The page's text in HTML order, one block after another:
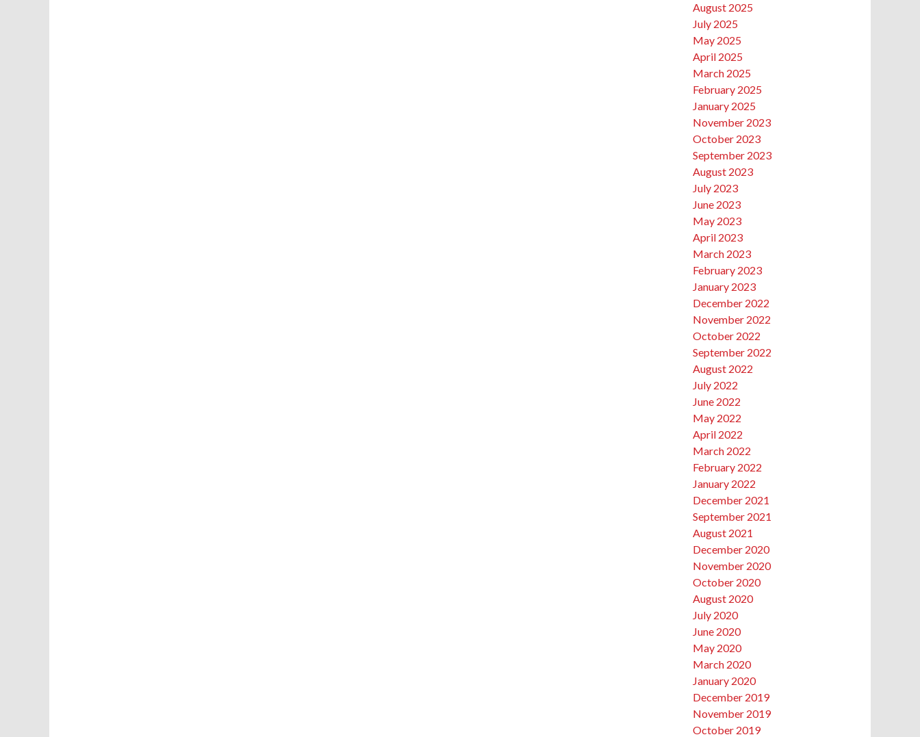
August 2025
July 2025
May 2025
April 2025
March 2025
February 2025
January 2025
November 2023
October 2023
September 2023
August 2023
July 2023
June 2023
May 2023
April 2023
March 2023
February 2023
January 2023
December 2022
November 2022
October 2022
September 2022
August 2022
July 2022
June 2022
May 2022
April 2022
March 2022
February 2022
January 2022
December 2021
September 2021
August 2021
December 2020
November 2020
October 2020
August 2020
July 2020
June 2020
May 2020
March 2020
January 2020
December 2019
November 2019
October 2019